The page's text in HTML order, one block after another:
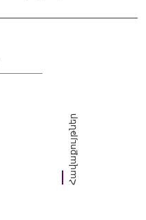
Հավաքույթներ